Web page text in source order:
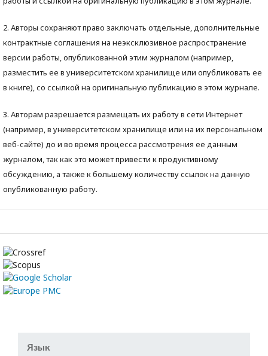
2. Авторы сохраняют право заключать отдельные, дополнительные
контрактные соглашения на неэксклюзивное распространение
версии работы, опубликованной этим журналом (например,
разместить ее в университетском хранилище или опубликовать ее
в книге), со ссылкой на оригинальную публикацию в этом журнале.
3. Авторам разрешается размещать их работу в сети Интернет
(например, в университетском хранилище или на их персональном
веб-сайте) до и во время процесса рассмотрения ее данным
журналом, так как это может привести к продуктивному
обсуждению, а также к большему количеству ссылок на данную
опубликованную работу.
Язык